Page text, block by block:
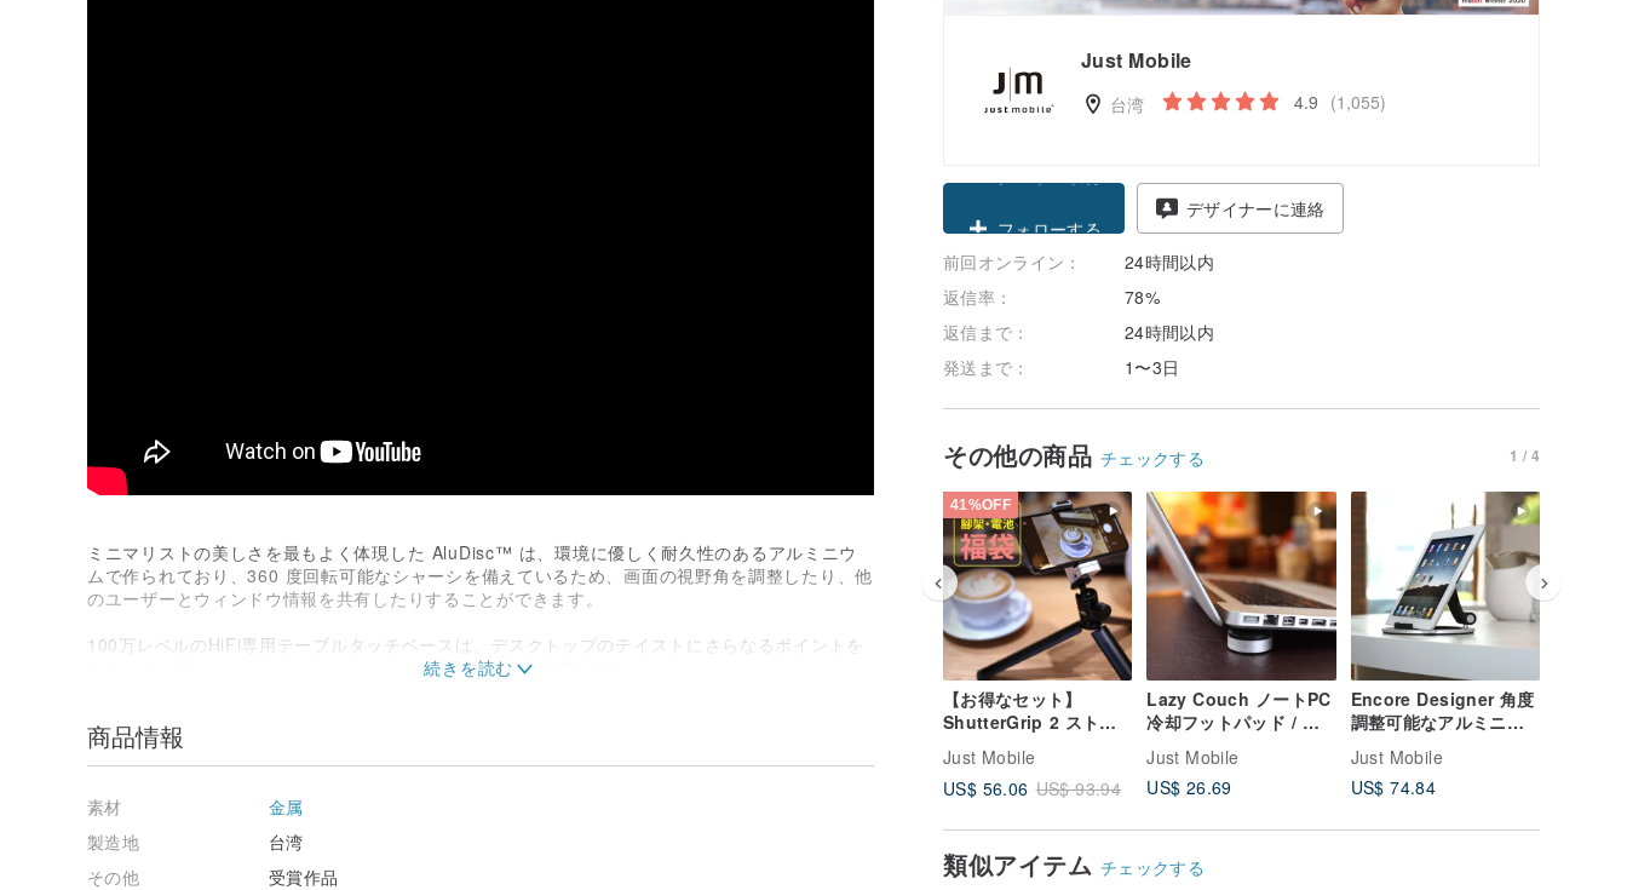
Just Mobile
台湾 4.9 (1,055)
フォローする
デザイナーに連絡
前回オンライン：
24時間以内
返信率：
78%
返信まで：
24時間以内
発送まで：
1〜3日
その他の商品 チェックする 1 / 4
41%OFF
【お得なセット】
ShutterGrip 2 ストリ
ートスナップマスター
(Bluetooth自撮り棒グ
リップ+三脚+電池)
Just Mobile
US$ 56.06 US$ 93.94
Lazy Couch ノートPC
冷却フットパッド / ノ
ートPCスタンド オフィ
ス小物 ギフト 贈り物
誕生日プレゼント
Just Mobile
US$ 26.69
Encore Designer 角度
調整可能なアルミニウ
ム製タブレット/携帯電
話スタンド/ブラケット
Just Mobile
US$ 74.84
類似アイテム チェックする
ミニマリストの美しさを最もよく体現した AluDisc™ は、環境に優しく耐久性のあるアルミニウ
ムで作られており、360 度回転可能なシャーシを備えているため、画面の視野角を調整したり、他
のユーザーとウィンドウ情報を共有したりすることができます。
100万レベルのHiFi専用テーブルタッチベースは、デスクトップのテイストにさらなるポイントを
加えます。iMacやさまざまなスクリーンに不可欠な技術的傑作です。
●環境に優しく耐久性に優れたアルミ素材。
●耐摩耗ボールは360度スムーズに回転します。
● iMac やさまざまな画面に適しています。
仕様
耐荷重10kg
商品情報
素材
金属
製造地
台湾
その他
受賞作品